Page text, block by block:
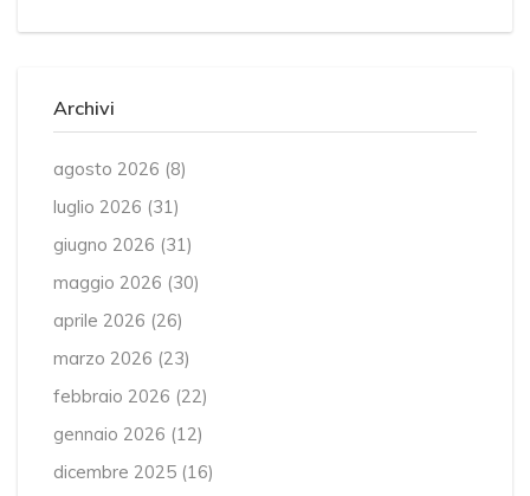
Archivi
agosto 2026 (8)
luglio 2026 (31)
giugno 2026 (31)
maggio 2026 (30)
aprile 2026 (26)
marzo 2026 (23)
febbraio 2026 (22)
gennaio 2026 (12)
dicembre 2025 (16)